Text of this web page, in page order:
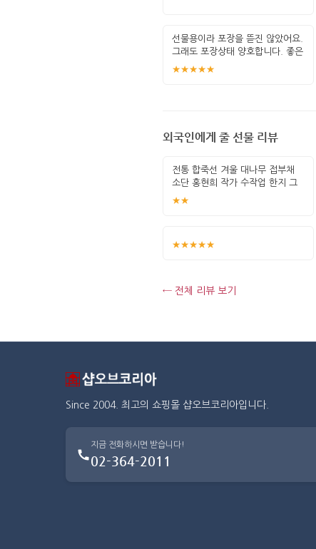
선물용이라 포장을 뜯진 않았어요.
그래도 포장상태 양호합니다. 좋은
선물
★★★★★
외국인에게 줄 선물 리뷰
전통 합죽선 겨울 대나무 접부채
소단 홍현희 작가 수작업 한지 그
림 고급
★★
★★★★★
← 전체 리뷰 보기
Since 2004. 최고의 쇼핑몰 샵오브코리아입니다.
지금 전화하시면 받습니다!
02-364-2011